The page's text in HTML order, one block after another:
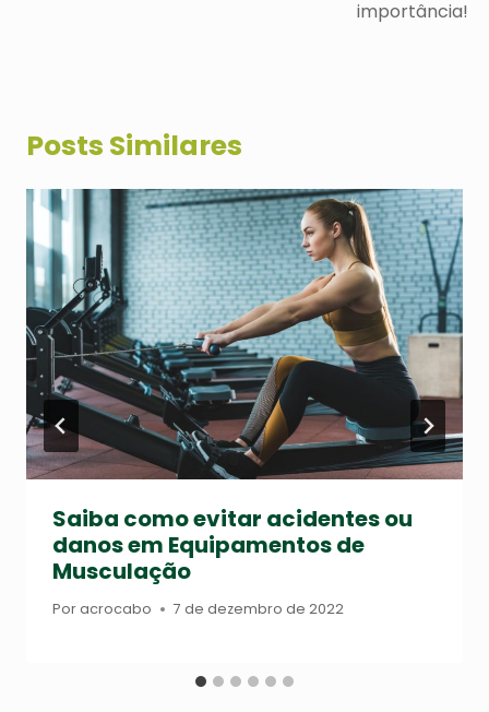
importância!
Posts Similares
Saiba como evitar acidentes ou
danos em Equipamentos de
Musculação
Poracrocabo 7 de dezembro de 2022